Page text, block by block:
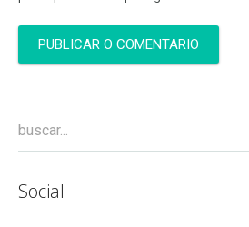
Social